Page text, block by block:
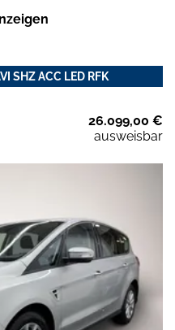
SHZ ACC LED RFK
26.099,00 €
ausweisbar